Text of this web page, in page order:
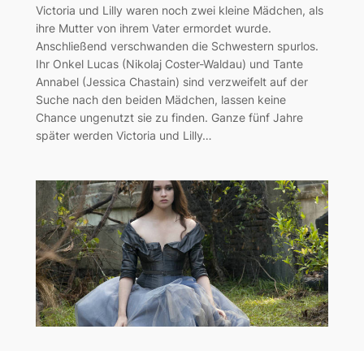
Victoria und Lilly waren noch zwei kleine Mädchen, als
ihre Mutter von ihrem Vater ermordet wurde.
Anschließend verschwanden die Schwestern spurlos.
Ihr Onkel Lucas (Nikolaj Coster-Waldau) und Tante
Annabel (Jessica Chastain) sind verzweifelt auf der
Suche nach den beiden Mädchen, lassen keine
Chance ungenutzt sie zu finden. Ganze fünf Jahre
später werden Victoria und Lilly…